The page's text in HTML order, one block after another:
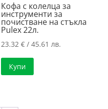
Кофа с колелца за
инструменти за
почистване на стъкла
Pulex 22л.
23.32€ / 45.61 лв.
Купи